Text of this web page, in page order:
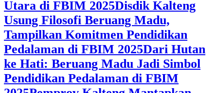
Utara di FBIM 2025Disdik Kalteng
Usung Filosofi Beruang Madu,
Tampilkan Komitmen Pendidikan
Pedalaman di FBIM 2025‎Dari Hutan
ke Hati: Beruang Madu Jadi Simbol
Pendidikan Pedalaman di FBIM